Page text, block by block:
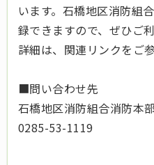
います。石橋地区消防組
録できますので、ぜひご
詳細は、関連リンクをご
■問い合わせ先
石橋地区消防組合消防本
0285-53-1119